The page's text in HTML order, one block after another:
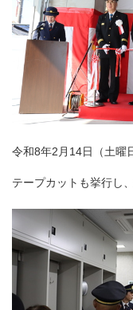
令和8年2月14日（土曜
テープカットも挙行し